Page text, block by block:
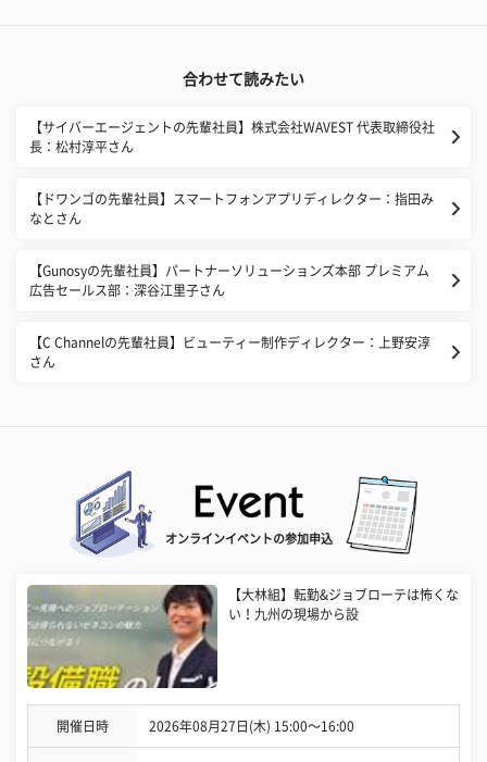
合わせて読みたい
【サイバーエージェントの先輩社員】株式会社WAVEST 代表取締役社
長：松村淳平さん
【ドワンゴの先輩社員】スマートフォンアプリディレクター：指田み
なとさん
【Gunosyの先輩社員】パートナーソリューションズ本部 プレミアム
広告セールス部：深谷江里子さん
【C Channelの先輩社員】ビューティー制作ディレクター：上野安淳
さん
オンラインイベントの参加申込
【大林組】転勤&ジョブローテは怖くな
い！九州の現場から設
開催日時 2026年08月27日(木) 15:00〜16:00